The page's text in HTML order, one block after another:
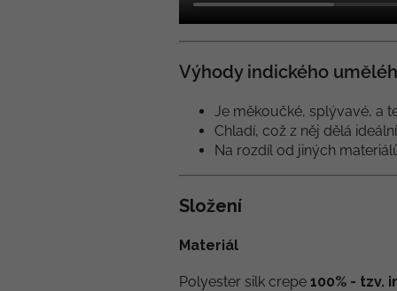
Výhody indického
Je měkoučké, splývavé, a
Chladí, což z něj dělá
Na rozdíl od jiných
Složení
Materiál
Polyester silk crepe 100% - tzv.